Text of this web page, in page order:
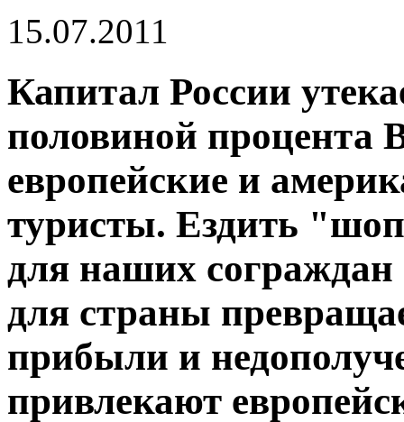
15.07.2011
Капитал России
половиной процента
европейские и
туристы. Ездить
для наших
для страны
прибыли и
привлекают